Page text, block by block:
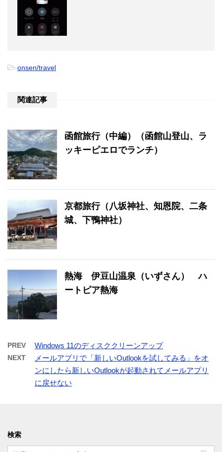
-onsen/travel
関連記事
函館旅行（中編）（函館山登山、ラ
ッキーピエロでランチ）
京都旅行（八坂神社、知恩院、二条
城、下鴨神社）
熱海 伊豆山温泉（いずさん） ハ
ートピア熱海
PREV Windows 11のディスククリーンアップ
NEXT
メールアプリで「新しいOutlookを試してみる」をオ
ンにしたら新しいOutlookが起動されてメールアプリ
に戻せない
検索